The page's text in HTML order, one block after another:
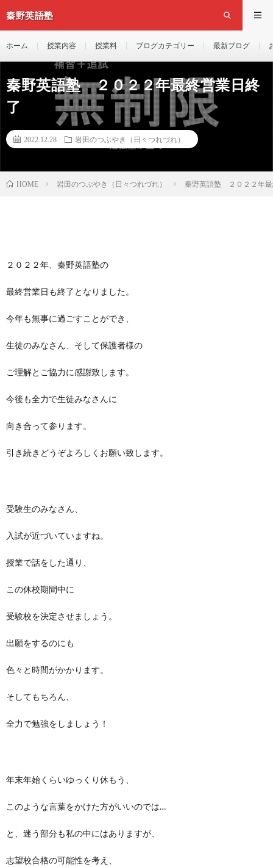
秦野英語塾
ホーム 授業内容 授業料 ブログカテゴリー 最新ブログ
秦野英語塾 ２０２２年最終営業日終
了
2022.12.28 岩田のつぶやき（日々つれづれ）
HOME 岩田のつぶやき（日々つれづれ） 秦野英語塾 ２０２２年最
２０２２年、秦野英語塾の
最終営業日も終了となりました。
今年も無事に過ごすことができ、
生徒のみなさん、そして保護者様の
ご理解とご協力に感謝致します。
今後も全力で生徒みなさんに
向き合って参ります。
引き続きどうぞよろしくお願い致します。
受験生のみなさん、
入試が近づいていますね。
授業で話をした通り、
この休校期間中に
受験校を決定させましょう。
出願をするのにも
色々と時間がかかります。
そしてもちろん、
全力で勉強をしましょう！
年末年始くらいゆっくり休もう、
このような言葉をかけた方がいいのでは…
と、迷う部分も私の中にはありますが、
志望校合格の可能性を考え、